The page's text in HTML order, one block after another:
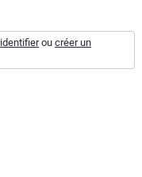
identifierou créer un